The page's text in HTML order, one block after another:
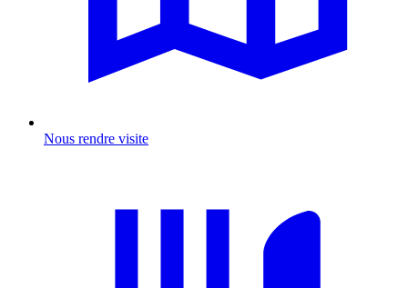
Nous rendre visite